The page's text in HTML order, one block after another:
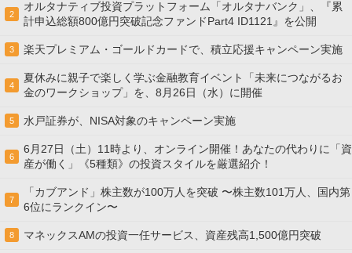
2
オルタナティブ投資プラットフォーム「オルタナバンク」、『累
計申込総額800億円突破記念ファンドPart4 ID1121』を公開
3 楽天プレミアム・ゴールドカードで、積立応援キャンペーン実施
4
夏休みに親子で楽しく学ぶ金融教育イベント「未来につながるお
金のワークショップ」を、8月26日（水）に開催
5 水戸証券が、NISA対象のキャンペーン実施
6
6月27日（土）11時より、オンライン開催！あなたの代わりに「資
産が働く」《5種類》の投資スタイルを厳選紹介！
7
「カブアンド」株主数が100万人を突破 〜株主数101万人、国内第
6位にランクイン〜
8 マネックスAMの投資一任サービス、資産残高1,500億円突破